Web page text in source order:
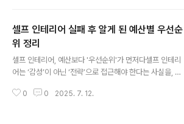
할까? 아니면 수납을 정리해서 공간을 넓혀볼까?나 역시
그런 고민을 하다가 막연하게 예산을 나눠 썼고, 그 결과는
만족도 반감과 추가 비용이라는 ‘이중고’로 이어졌다.셀프
인테리어의 핵심은 예산이 아니라 ‘우선순위’다.80만 원이
라는 예산 안에서 가장 효율적인 변화를 만들어내는 항목
은 따로 있다.그리고 그 우선순위는 누구나 동일하지 않다.
셀프 인테리어 실패 후 알게 된 예산별 우선순
위 정리
셀프 인테리어, 예산보다 '우선순위'가 먼저다셀프 인테리
어는 ‘감성’이 아닌 ‘전략’으로 접근해야 한다는 사실을, 나
“예산만 잘 짜면 뭐든 다 가능하지 않을까?” 60만 원이든,
0 0 2025. 7. 12.